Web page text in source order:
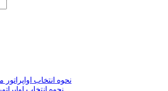
نحوه انتخاب